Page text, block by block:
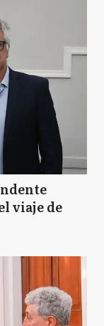
viaje de